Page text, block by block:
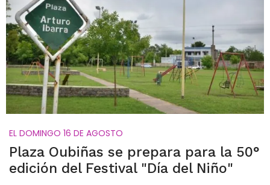
EL DOMINGO 16 DE AGOSTO
Plaza Oubiñas se prepara para la 50°
edición del Festival "Día del Niño"